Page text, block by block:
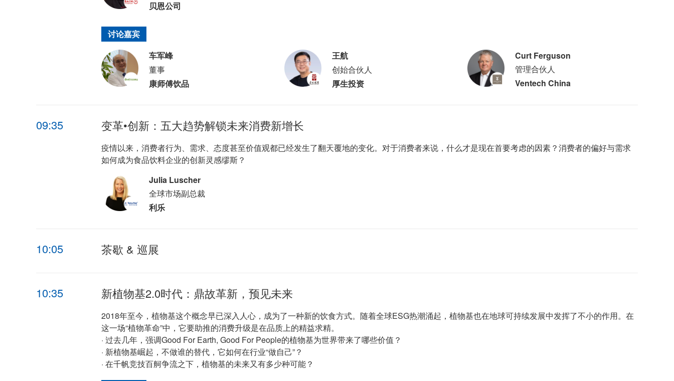
贝恩公司
讨论嘉宾
车军峰
董事
康师傅饮品
王航
创始合伙人
厚生投资
Curt Ferguson
管理合伙人
Ventech China
09:35 变革•创新：五大趋势解锁未来消费新增长
疫情以来，消费者行为、需求、态度甚至价值观都已经发生了翻天覆地的变化。对于消费者来说，什么才是现在首要考虑的因素？消费者的偏好与需求
如何成为食品饮料企业的创新灵感缪斯？
Julia Luscher
全球市场副总裁
利乐
10:05 茶歇 & 巡展
10:35 新植物基2.0时代：鼎故革新，预见未来
2018年至今，植物基这个概念早已深入人心，成为了一种新的饮食方式。随着全球ESG热潮涌起，植物基也在地球可持续发展中发挥了不小的作用。在
这一场“植物革命”中，它要助推的消费升级是在品质上的精益求精。
· 过去几年，强调Good For Earth, Good For People的植物基为世界带来了哪些价值？
· 新植物基崛起，不做谁的替代，它如何在行业“做自己”？
· 在千帆竞技百舸争流之下，植物基的未来又有多少种可能？